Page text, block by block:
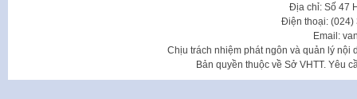
Địa chỉ: Số 47
Điện thoại: (024)
Email:
Chịu trách nhiệm phát ngôn và quản lý nội
Bản quyền thuộc về Sở VHTT. Yêu